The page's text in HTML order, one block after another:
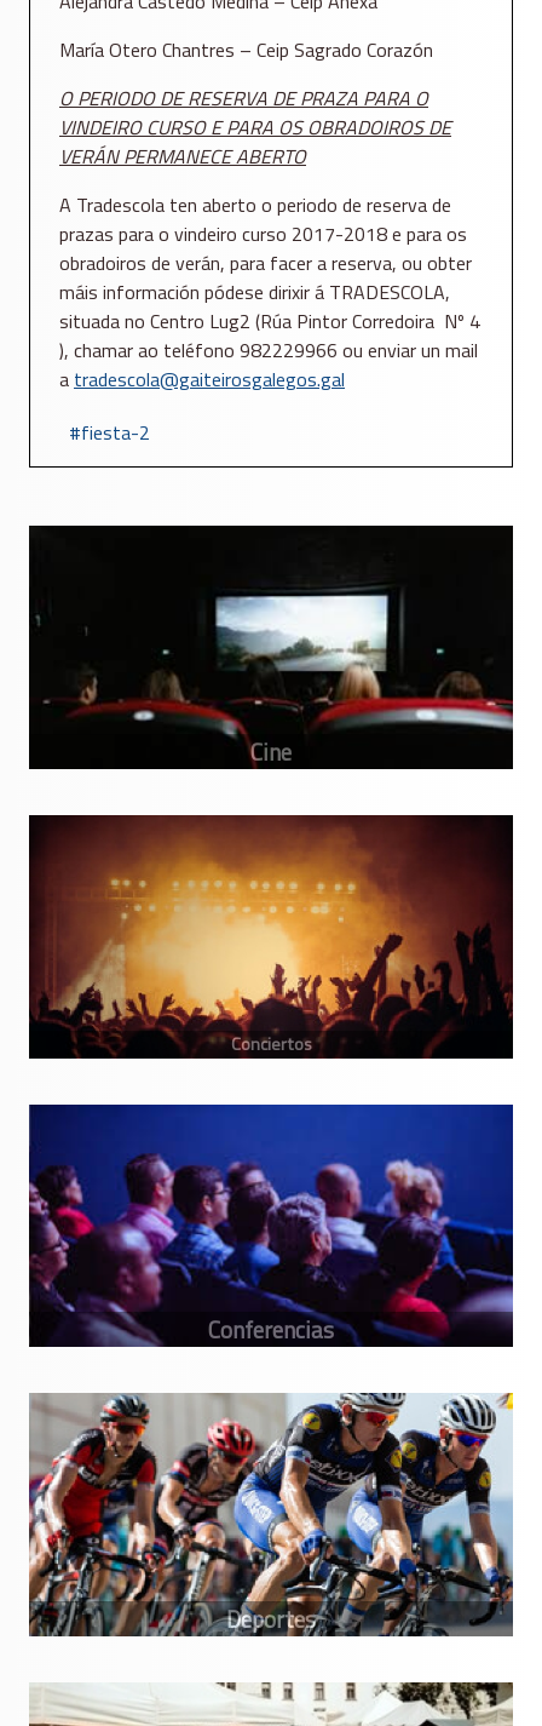
María Otero Chantres – Ceip Sagrado Corazón
O PERIODO DE RESERVA DE PRAZA PARA O
VINDEIRO CURSO E PARA OS OBRADOIROS DE
VERÁN PERMANECE ABERTO
A Tradescola ten aberto o periodo de reserva de
prazas para o vindeiro curso 2017-2018 e para os
obradoiros de verán, para facer a reserva, ou obter
máis información pódese dirixir á TRADESCOLA,
situada no Centro Lug2 (Rúa Pintor Corredoira Nº 4
), chamar ao teléfono 982229966 ou enviar un mail
a tradescola@gaiteirosgalegos.gal
fiesta-2